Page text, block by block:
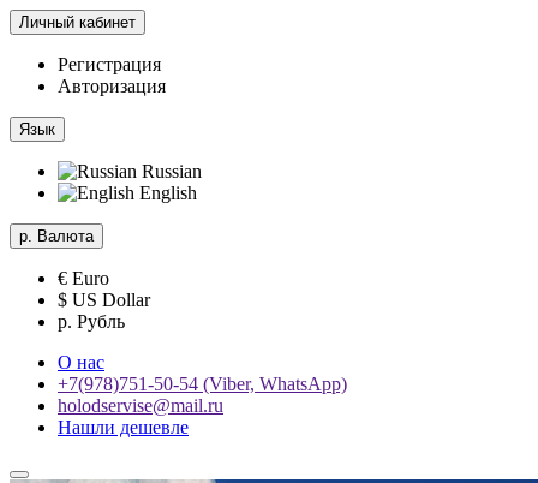
Личный кабинет
Регистрация
Авторизация
Язык
Russian
English
р. Валюта
€ Euro
$ US Dollar
р. Рубль
О нас
+7(978)751-50-54 (Viber, WhatsApp)
holodservise@mail.ru
Нашли дешевле